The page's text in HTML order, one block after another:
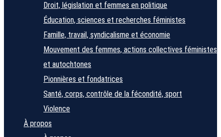
Droit, législation et femmes en politique
Éducation, sciences et recherches féministes
Famille, travail, syndicalisme et économie
Mouvement des femmes, actions collectives féministes
et autochtones
Pionnières et fondatrices
Santé, corps, contrôle de la fécondité, sport
Violence
À propos